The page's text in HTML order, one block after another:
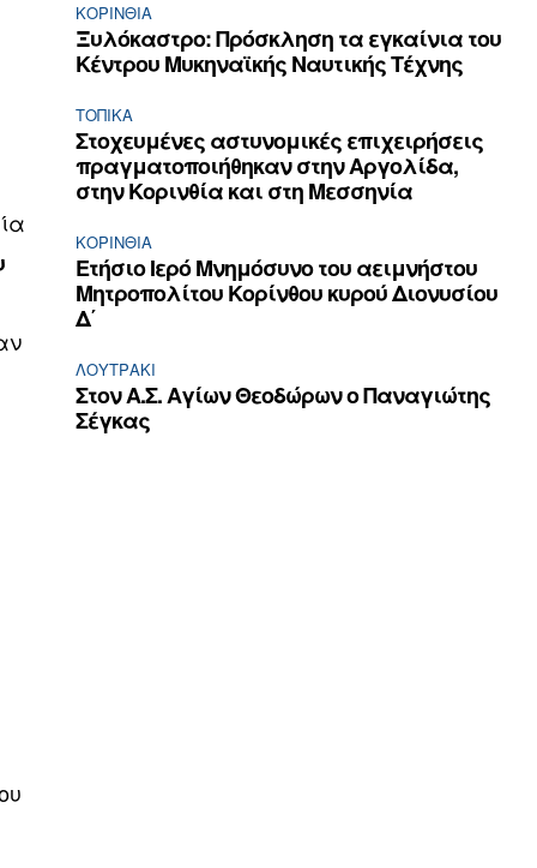
ΚΟΡΙΝΘΊΑ
Ξυλόκαστρο: Πρόσκληση τα εγκαίνια του
Κέντρου Μυκηναϊκής Ναυτικής Τέχνης
ΤΟΠΙΚΑ
Στοχευμένες αστυνομικές επιχειρήσεις
πραγματοποιήθηκαν στην Αργολίδα,
στην Κορινθία και στη Μεσσηνία
ΚΟΡΙΝΘΊΑ
Ετήσιο Ιερό Μνημόσυνο του αειμνήστου
Μητροπολίτου Κορίνθου κυρού Διονυσίου
Δ΄
ΛΟΥΤΡΆΚΙ
Στον Α.Σ. Αγίων Θεοδώρων ο Παναγιώτης
Σέγκας